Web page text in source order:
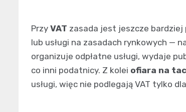
Przy VAT zasada jest jeszcze
lub usługi na zasadach rynkowych —
organizuje odpłatne usługi, wydaje
co inni podatnicy. Z kolei ofiara na
usługi, więc nie podlegają VAT tylko